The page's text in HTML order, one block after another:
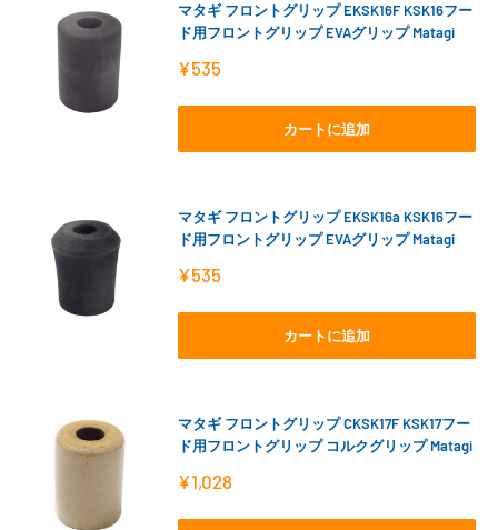
マタギ フロントグリップ EKSK16F KSK16フー
ド用フロントグリップ EVAグリップ Matagi
販
価
¥535
カートに追加
マタギ フロントグリップ EKSK16a KSK16フー
ド用フロントグリップ EVAグリップ Matagi
販
価
¥535
カートに追加
マタギ フロントグリップ CKSK17F KSK17フー
ド用フロントグリップ コルクグリップ Matagi
販
価
¥1,028